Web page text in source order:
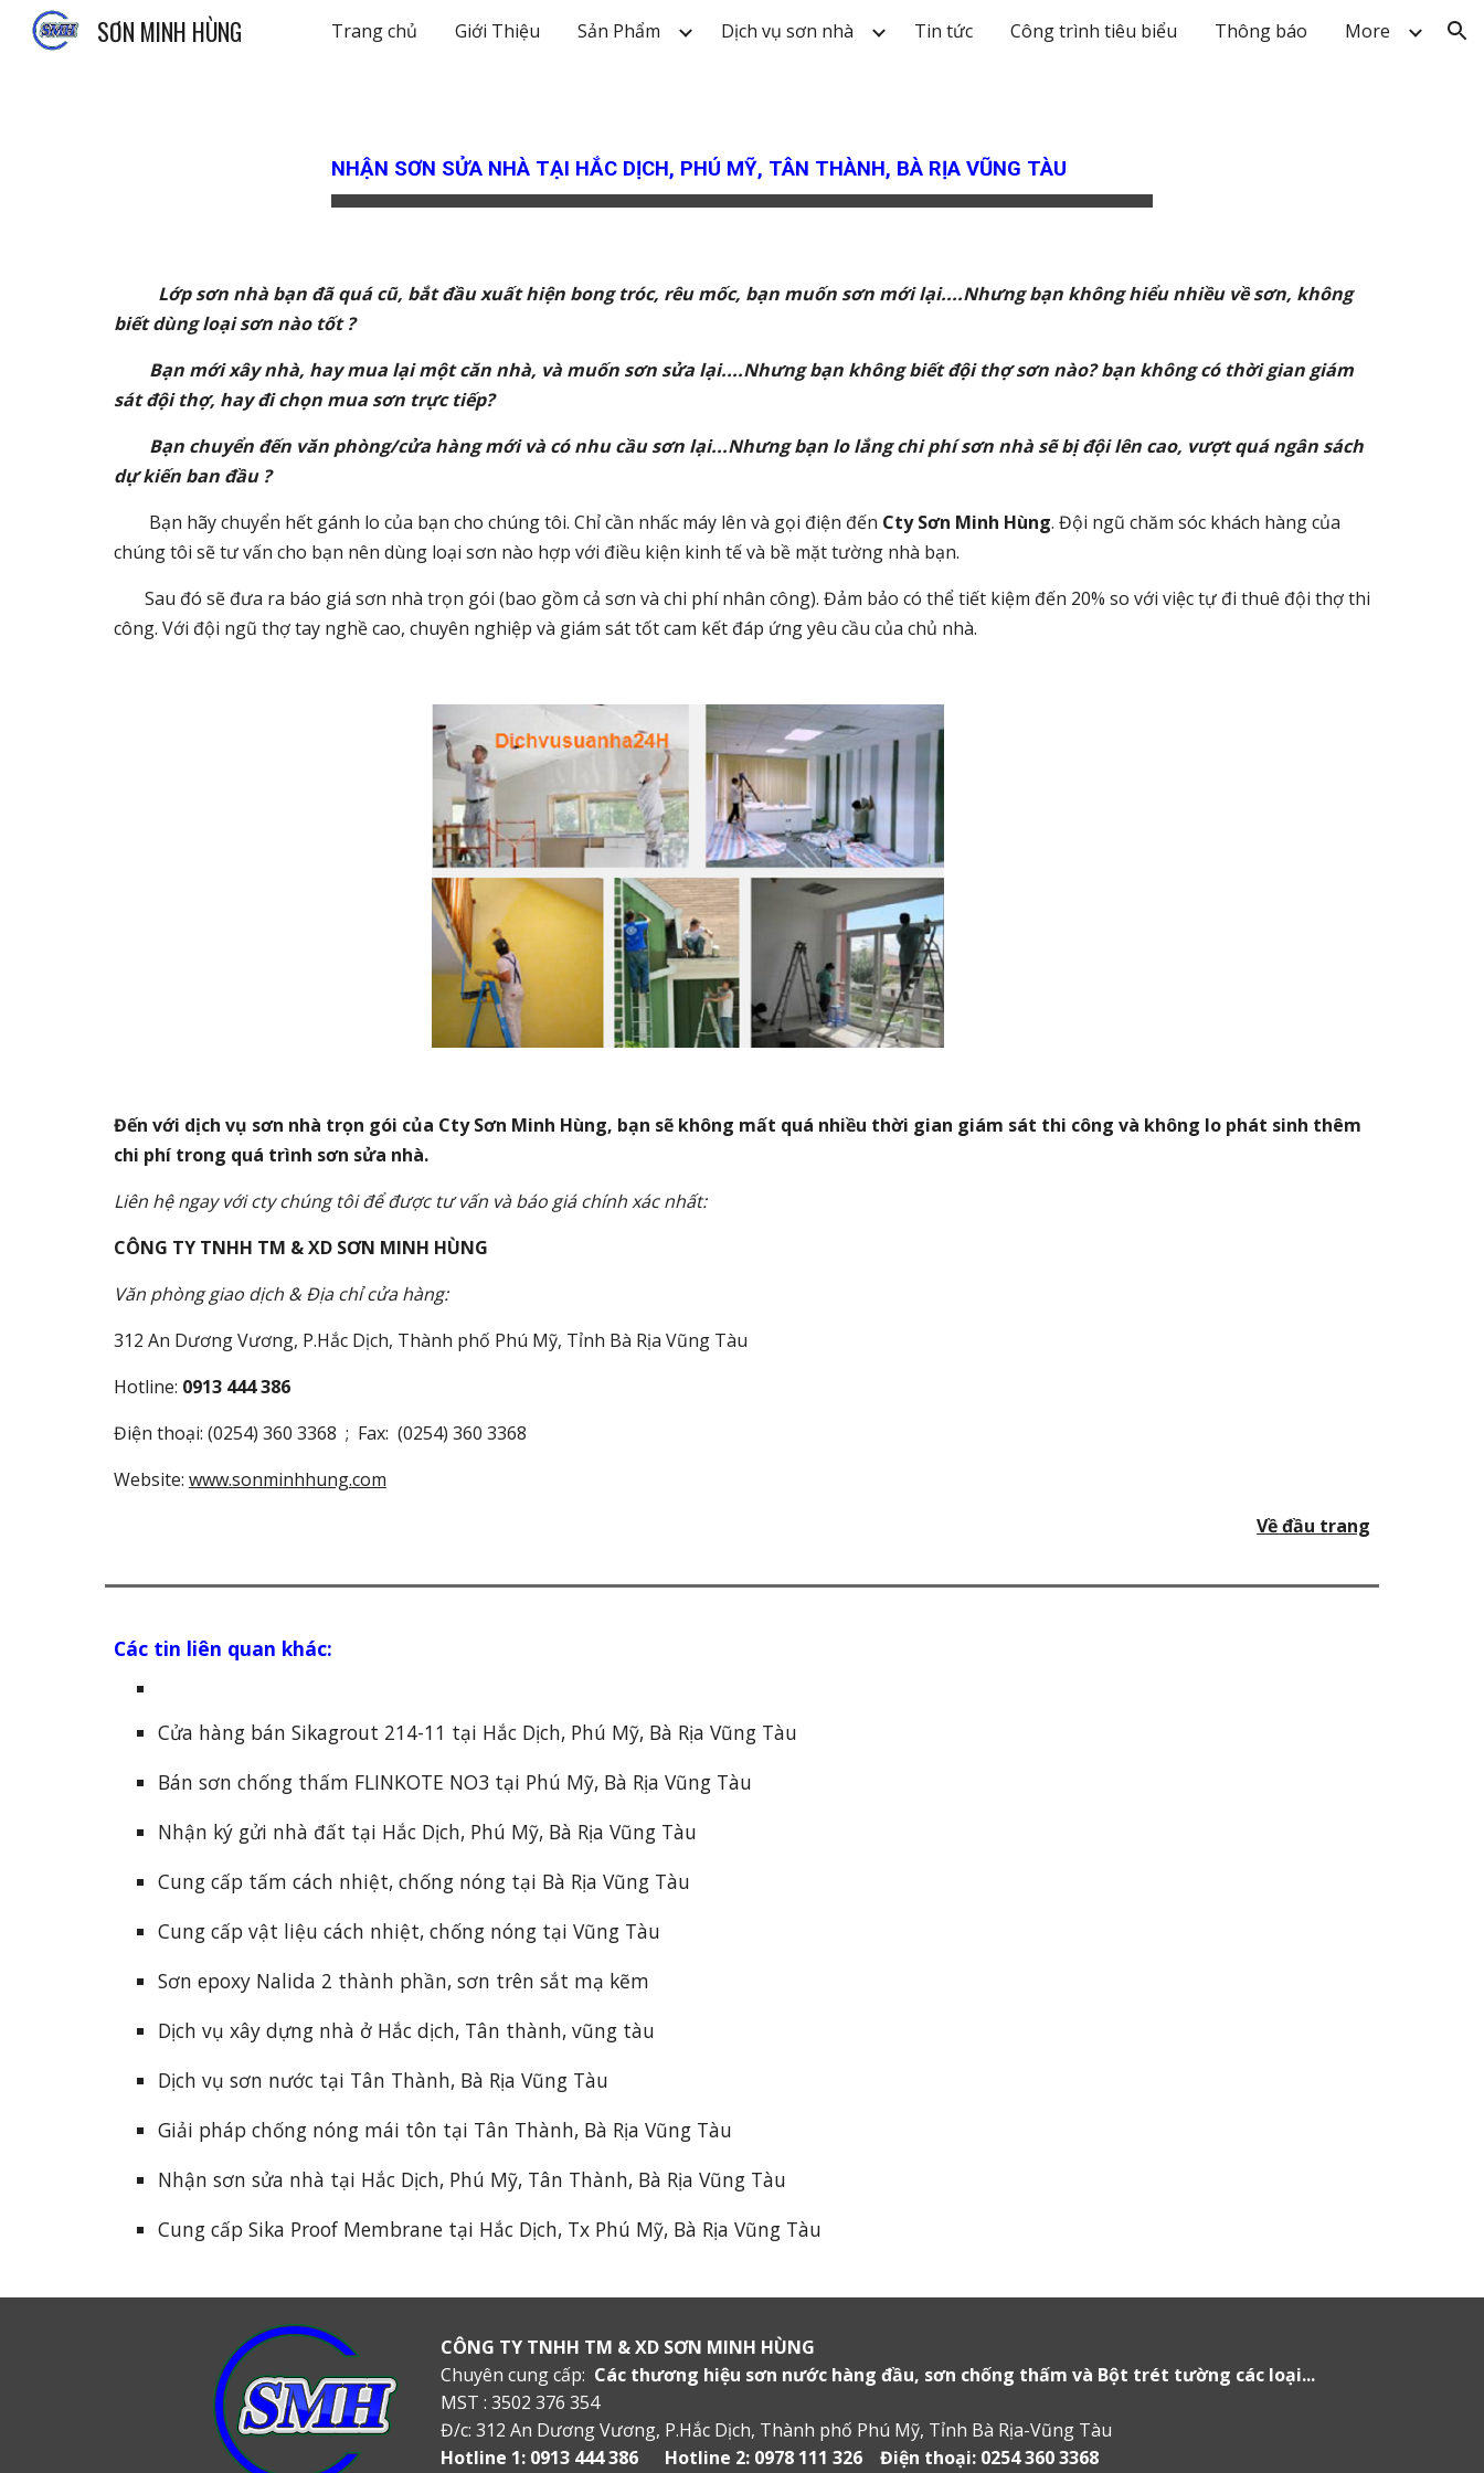
Skip to main content Skip to navigation
SƠN MINH HÙNG Trang chủ Giới Thiệu Sản Phẩm Dịch vụ sơn nhà Tin tức Công trình tiêu biểu Thông báo More
NHẬN SƠN SỬA NHÀ TẠI HẮC DỊCH, PHÚ MỸ, TÂN THÀNH, BÀ RỊA VŨNG TÀU
Lớp sơn nhà bạn đã quá cũ, bắt đầu xuất hiện bong tróc, rêu mốc, bạn muốn sơn mới lại....Nhưng bạn không hiểu nhiều về sơn, không
biết dùng loại sơn nào tốt ?
Bạn mới xây nhà, hay mua lại một căn nhà, và muốn sơn sửa lại....Nhưng bạn không biết đội thợ sơn nào? bạn không có thời gian giám
sát đội thợ, hay đi chọn mua sơn trực tiếp?
Bạn chuyển đến văn phòng/cửa hàng mới và có nhu cầu sơn lại...Nhưng bạn lo lắng chi phí sơn nhà sẽ bị đội lên cao, vượt quá ngân sách
dự kiến ban đầu ?
Bạn hãy chuyển hết gánh lo của bạn cho chúng tôi. Chỉ cần nhấc máy lên và gọi điện đến Cty Sơn Minh Hùng. Đội ngũ chăm sóc khách hàng của
chúng tôi sẽ tư vấn cho bạn nên dùng loại sơn nào hợp với điều kiện kinh tế và bề mặt tường nhà bạn.
Sau đó sẽ đưa ra báo giá sơn nhà trọn gói (bao gồm cả sơn và chi phí nhân công). Đảm bảo có thể tiết kiệm đến 20% so với việc tự đi thuê đội thợ thi
công. Với đội ngũ thợ tay nghề cao, chuyên nghiệp và giám sát tốt cam kết đáp ứng yêu cầu của chủ nhà.
Đến với dịch vụ sơn nhà trọn gói của Cty Sơn Minh Hùng, bạn sẽ không mất quá nhiều thời gian giám sát thi công và không lo phát sinh thêm
chi phí trong quá trình sơn sửa nhà.
Liên hệ ngay với cty chúng tôi để được tư vấn và báo giá chính xác nhất:
CÔNG TY TNHH TM & XD SƠN MINH HÙNG
Văn phòng giao dịch & Địa chỉ cửa hàng:
312 An Dương Vương, P.Hắc Dịch, Thành phố Phú Mỹ, Tỉnh Bà Rịa Vũng Tàu
Hotline: 0913 444 386
Điện thoại: (0254) 360 3368 ; Fax: (0254) 360 3368
Website: www.sonminhhung.com
Về đầu trang
Các tin liên quan khác:
Cửa hàng bán Sikagrout 214-11 tại Hắc Dịch, Phú Mỹ, Bà Rịa Vũng Tàu
Bán sơn chống thấm FLINKOTE NO3 tại Phú Mỹ, Bà Rịa Vũng Tàu
Nhận ký gửi nhà đất tại Hắc Dịch, Phú Mỹ, Bà Rịa Vũng Tàu
Cung cấp tấm cách nhiệt, chống nóng tại Bà Rịa Vũng Tàu
Cung cấp vật liệu cách nhiệt, chống nóng tại Vũng Tàu
Sơn epoxy Nalida 2 thành phần, sơn trên sắt mạ kẽm
Dịch vụ xây dựng nhà ở Hắc dịch, Tân thành, vũng tàu
Dịch vụ sơn nước tại Tân Thành, Bà Rịa Vũng Tàu
Giải pháp chống nóng mái tôn tại Tân Thành, Bà Rịa Vũng Tàu
Nhận sơn sửa nhà tại Hắc Dịch, Phú Mỹ, Tân Thành, Bà Rịa Vũng Tàu
Cung cấp Sika Proof Membrane tại Hắc Dịch, Tx Phú Mỹ, Bà Rịa Vũng Tàu
CÔNG TY TNHH TM & XD SƠN MINH HÙNG
Chuyên cung cấp: Các thương hiệu sơn nước hàng đầu, sơn chống thấm và Bột trét tường các loại...
MST : 3502 376 354
Đ/c: 312 An Dương Vương, P.Hắc Dịch, Thành phố Phú Mỹ, Tỉnh Bà Rịa-Vũng Tàu
Hotline 1: 0913 444 386 Hotline 2: 0978 111 326 Điện thoại: 0254 360 3368